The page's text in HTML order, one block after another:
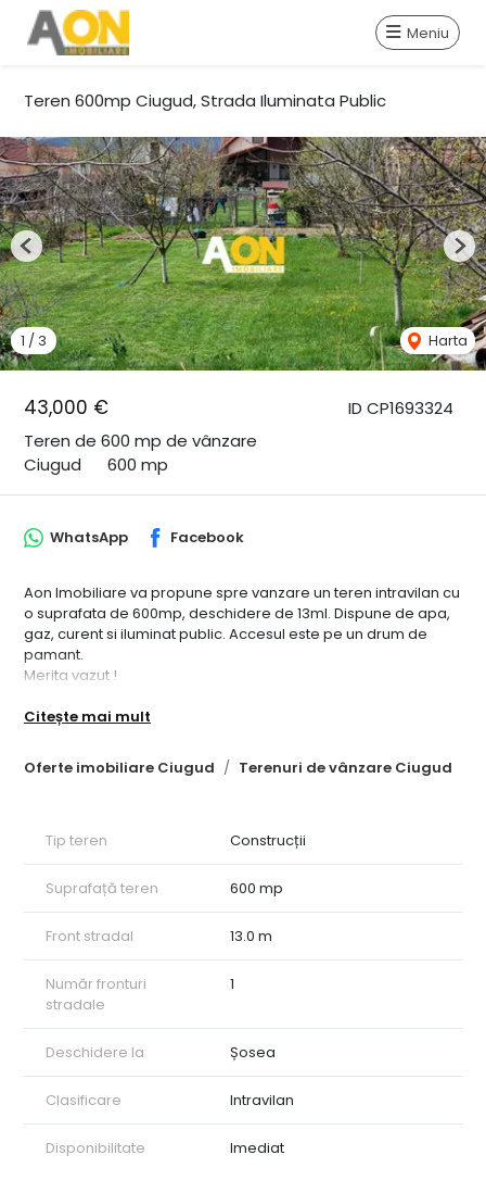
Meniu
Teren 600mp Ciugud, Strada Iluminata Public
ID CP1693324
43,000 €
Teren de 600 mp de vânzare
Ciugud
600 mp
1 / 3 Harta
Previous
Oferte imobiliare Ciugud Terenuri de vânzare Ciugud
WhatsApp Facebook
Aon Imobiliare va propune spre vanzare un teren intravilan cu
o suprafata de 600mp, deschidere de 13ml. Dispune de apa,
gaz, curent si iluminat public. Accesul este pe un drum de
pamant.
Merita vazut !
Citește mai mult
Tip teren Construcții
Suprafață teren 600 mp
Front stradal 13.0 m
Număr fronturi
stradale
1
Deschidere la Șosea
Clasificare Intravilan
Disponibilitate Imediat